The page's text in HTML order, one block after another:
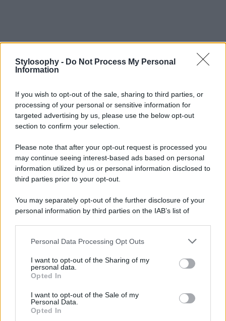
Stylosophy - Do Not Process My Personal
Information
If you wish to opt-out of the sale, sharing to third parties, or
processing of your personal or sensitive information for
targeted advertising by us, please use the below opt-out
section to confirm your selection.
Please note that after your opt-out request is processed you
may continue seeing interest-based ads based on personal
information utilized by us or personal information disclosed to
third parties prior to your opt-out.
You may separately opt-out of the further disclosure of your
personal information by third parties on the IAB’s list of
This information may also be disclosed by us to third parties
disclose it to other third parties.
Please note that this website/app uses one or more Google
services and may gather and store information including but
not limited to your visit or usage behaviour. You may click to
grant or deny consent to Google and its third-party tags to
Personal Data Processing Opt Outs
I want to opt-out of the Sharing of my
personal data.
Opted In
I want to opt-out of the Sale of my
Personal Data.
Opted In